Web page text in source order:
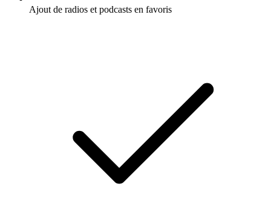
Ajout de radios et podcasts en favoris